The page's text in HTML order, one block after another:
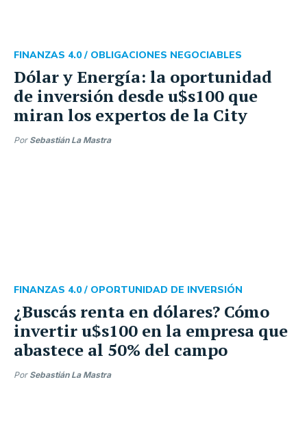
Dólar y Energía: la oportunidad
de inversión desde u$s100 que
miran los expertos de la City
FINANZAS 4.0 / OBLIGACIONES NEGOCIABLES
Por Sebastián La Mastra
¿Buscás renta en dólares? Cómo
invertir u$s100 en la empresa que
abastece al 50% del campo
FINANZAS 4.0 / OPORTUNIDAD DE INVERSIÓN
Por Sebastián La Mastra